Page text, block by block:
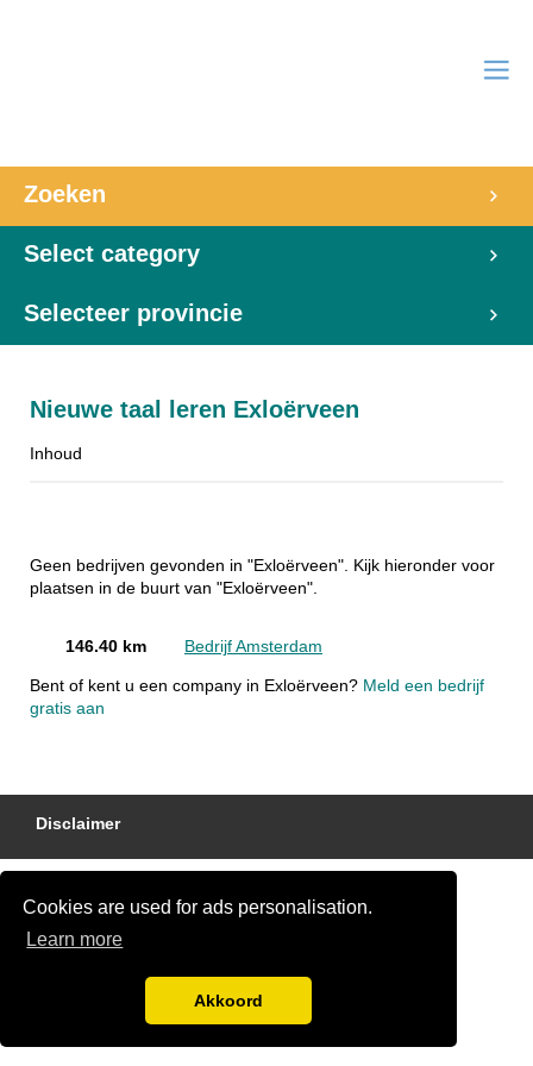
Cookies are used for ads personalisation.
Learn more
Akkoord
Zoeken
Select category
Selecteer provincie
Nieuwe taal leren Exloërveen
Inhoud
Geen bedrijven gevonden in "Exloërveen". Kijk hieronder voor
plaatsen in de buurt van "Exloërveen".
146.40 km Bedrijf Amsterdam
Bent of kent u een company in Exloërveen? Meld een bedrijf
gratis aan
Disclaimer